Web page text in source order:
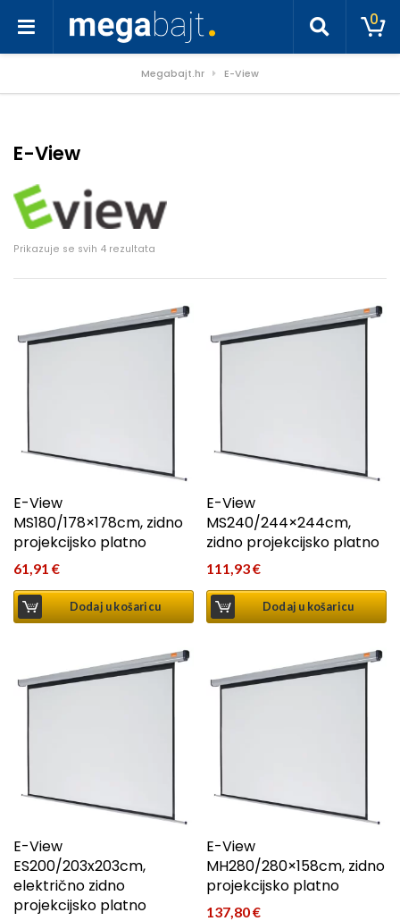
0
Megabajt.hr E-View
E-View
Prikazuje se svih 4 rezultata
E-View
MS180/178×178cm, zidno
projekcijsko platno
61,91 €
Dodaj u košaricu
E-View
MS240/244×244cm,
zidno projekcijsko platno
111,93€
Dodaj u košaricu
E-View
ES200/203x203cm,
električno zidno
projekcijsko platno
E-View
MH280/280×158cm, zidno
projekcijsko platno
137,80€